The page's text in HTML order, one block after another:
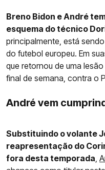
Breno Bidon e André
esquema do técnico
principalmente, está
do futebol europeu. Em
que retornou de uma
final de semana, contra o
André vem
Substituindo o volante
reapresentação do
fora desta temporada,